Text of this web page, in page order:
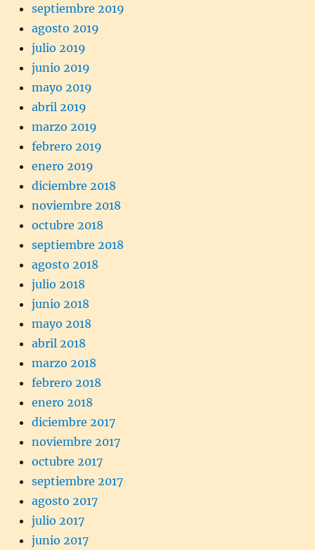
septiembre 2019
agosto 2019
julio 2019
junio 2019
mayo 2019
abril 2019
marzo 2019
febrero 2019
enero 2019
diciembre 2018
noviembre 2018
octubre 2018
septiembre 2018
agosto 2018
julio 2018
junio 2018
mayo 2018
abril 2018
marzo 2018
febrero 2018
enero 2018
diciembre 2017
noviembre 2017
octubre 2017
septiembre 2017
agosto 2017
julio 2017
junio 2017